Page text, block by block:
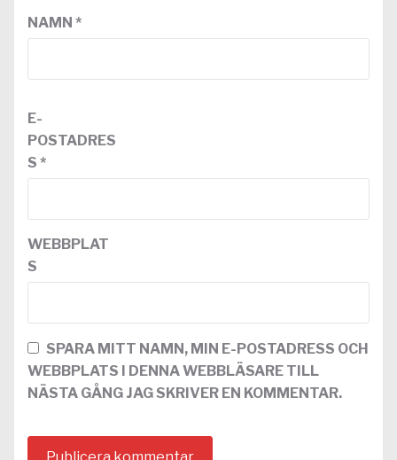
NAMN *
E-
POSTADRES
S *
WEBBPLAT
S
SPARA MITT NAMN, MIN E-POSTADRESS OCH
WEBBPLATS I DENNA WEBBLÄSARE TILL
NÄSTA GÅNG JAG SKRIVER EN KOMMENTAR.